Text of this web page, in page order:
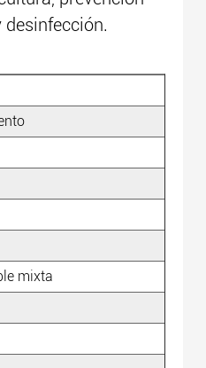
mixta